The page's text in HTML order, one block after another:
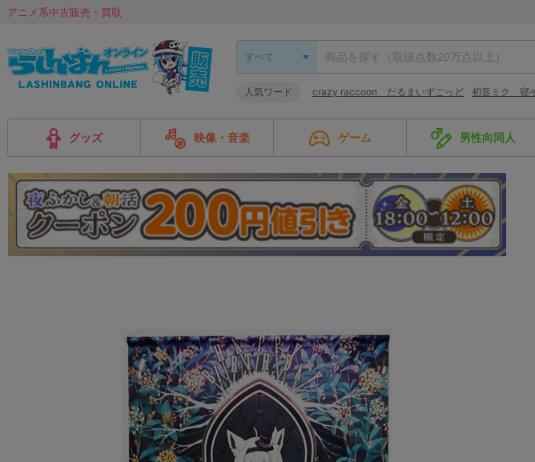
アニメ系中古販売・買取
人気ワード crazy raccoon だるまいずごっど 初音ミク 寝
グッズ 映像・音楽 ゲーム 男性向同人